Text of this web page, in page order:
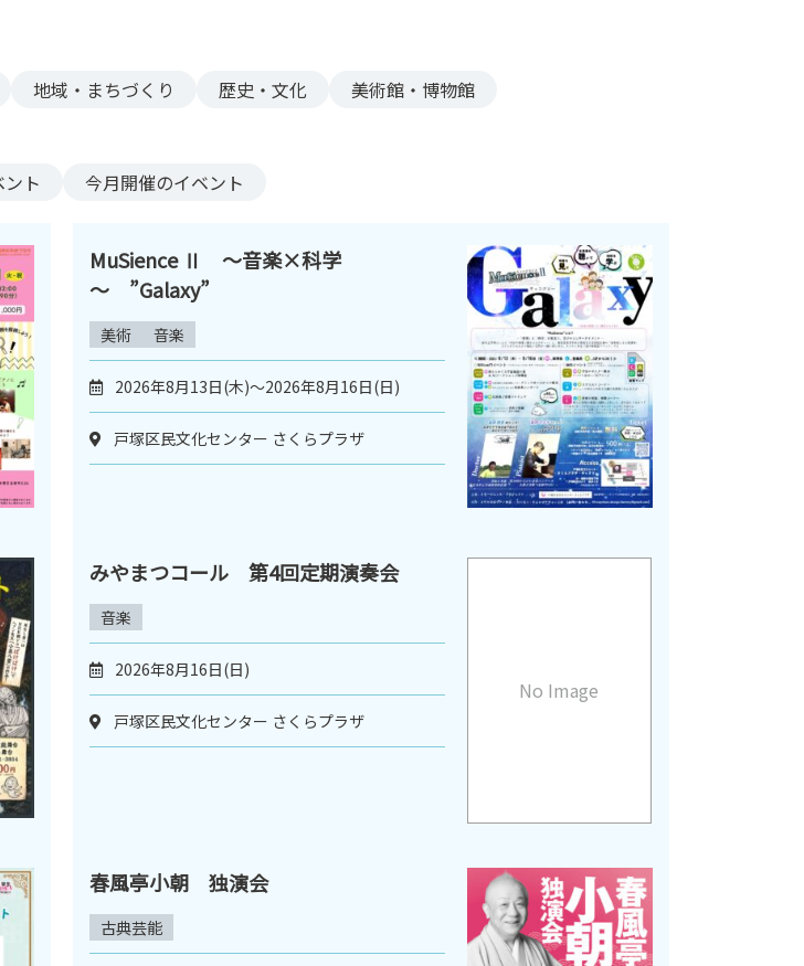
地域・まちづくり 歴史・文化
美術館・博物館
ト 今月開催のイベント
MuSience Ⅱ ～音楽×科学
～ ”Galaxy”
美術 音楽
2026年8月13日(木)～2026年8月16日(日)
戸塚区民文化センター さくらプラザ
No Image
みやまつコール 第4回定期演奏会
音楽
2026年8月16日(日)
戸塚区民文化センター さくらプラザ
春風亭小朝 独演会
古典芸能